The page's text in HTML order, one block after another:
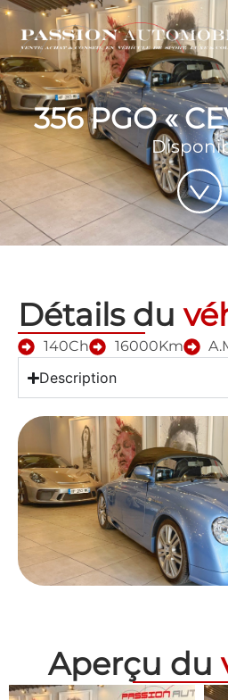
356 PGO «
Détails du
140Ch 16000Km
Description
Aperçu du